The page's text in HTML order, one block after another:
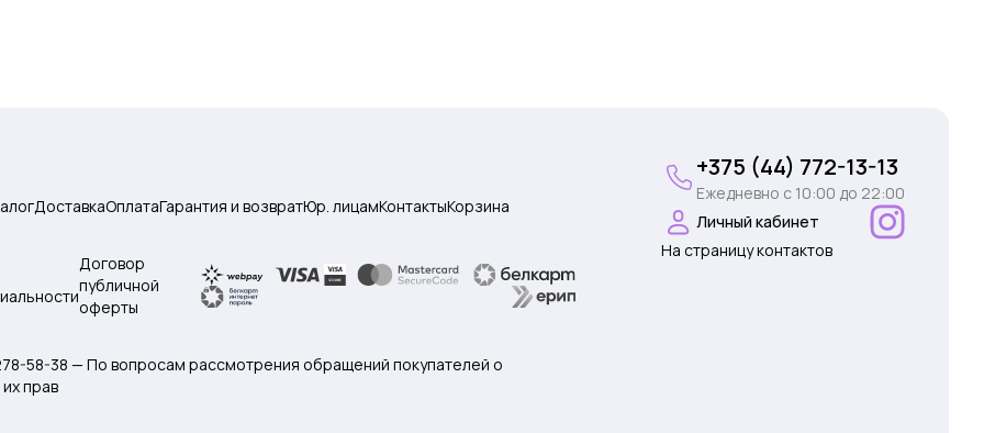
ДоставкаОплатаГарантия и возвратЮр. лицамКонтактыКорзина
Договор
публичной
оферты
58-38 — По вопросам рассмотрения обращений покупателей о
прав
+375 (44) 772-13-13
Ежедневно c 10:00 до 22:00
Личный кабинет
На страницу контактов